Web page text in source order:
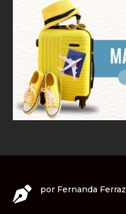
 por Fernanda Ferraz